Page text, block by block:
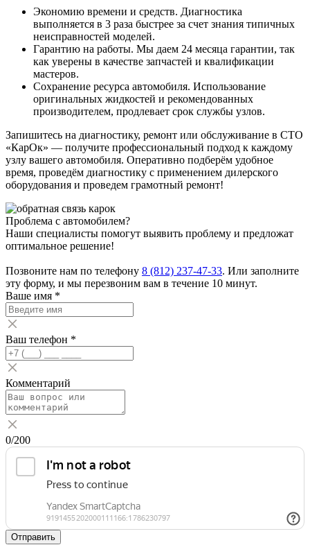
Экономию времени и средств. Диагностика
выполняется в 3 раза быстрее за счет знания типичных
неисправностей моделей.
Гарантию на работы. Мы даем 24 месяца гарантии, так
как уверены в качестве запчастей и квалификации
мастеров.
Сохранение ресурса автомобиля. Использование
оригинальных жидкостей и рекомендованных
производителем, продлевает срок службы узлов.
Запишитесь на диагностику, ремонт или обслуживание в СТО
«КарОк» — получите профессиональный подход к каждому
узлу вашего автомобиля. Оперативно подберём удобное
время, проведём диагностику с применением дилерского
оборудования и проведем грамотный ремонт!
Проблема с автомобилем?
Наши специалисты помогут выявить проблему и предложат
оптимальное решение!
Позвоните нам по телефону 8 (812) 237-47-33. Или заполните
эту форму, и мы перезвоним вам в течение 10 минут.
Ваше имя *
Ваш телефон *
Комментарий
0/200
Отправить